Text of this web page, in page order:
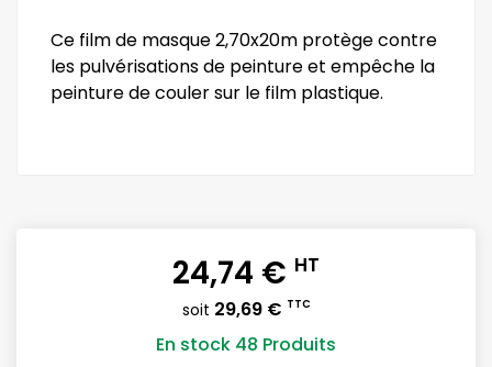
Ce film de masque 2,70x20m protège contre
les pulvérisations de peinture et empêche la
peinture de couler sur le film plastique.
24,74 € HT
soit 29,69 € TTC
En stock 48 Produits